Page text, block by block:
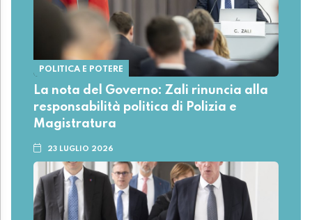
POLITICA E POTERE
La nota del Governo: Zali rinuncia alla
responsabilità politica di Polizia e
Magistratura
23 LUGLIO 2026